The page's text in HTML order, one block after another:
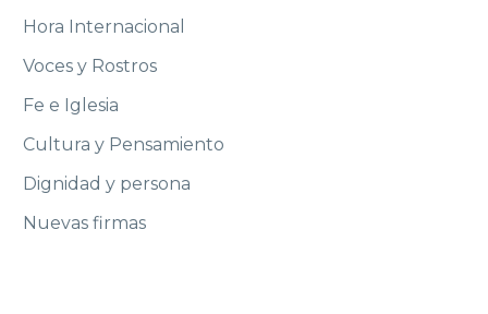
Hora Internacional
Voces y Rostros
Fe e Iglesia
Cultura y Pensamiento
Dignidad y persona
Nuevas firmas